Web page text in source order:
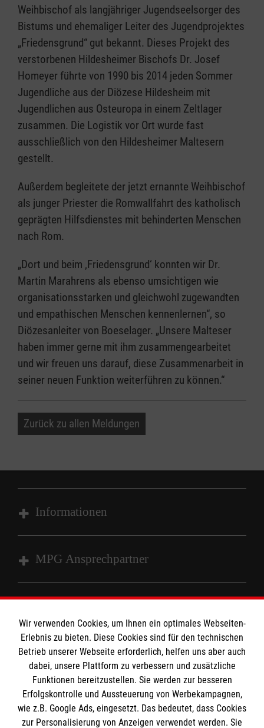
Weihbischof als langjähriger Jugendseelsorger des
Bistums und ehemaliger Leiter des Jugendprojektes
„Friedensgrund“ gut bekannt. Dieses Projekt des
verstorbenen Hildesheimer Bischofs Dr. Josef
Homeyer führte von 1990 bis 2014 jeden Sommer
Jugendliche aus der Diözese Hildesheim mit
Jugendlichen aus Osteuropa in einem Zeltlager
zusammen. Die Logistik vor Ort wurde fast
ausschließlich von den Hildesheimer Maltesern
gestellt.
Außerdem begleitete der jetzt ernannte Weihbischof
als junger Priester die Romwallfahrt des katholisch
geprägten Hilfsdienstes mit behinderten Menschen
nach Rom.
„Dort und beim ‚Friedensgrund‘ konnten wir Dr.
Martin Marahrens als ebenso umsichtigen wie
organisationsstarken und gleichwohl zugewandten
und empathischen Menschen kennenlernen“, so
Diözesanleiter von Boeselager. „Unsere Malteser
haben immer gerne mit ihm zusammengearbeitet
und wir freuen uns darauf, diese Zusammenarbeit in
seiner neuen Funktion weiterführen zu können.“
Zurück zu allen Meldungen
Informationen
Impressum
Presse
MPG Ansprechpartner
Den Beauftragten für Medizinproduktesicherheit
im Malteser Rettungsdienst und den
Einsatzdiensten der Malteser können Sie unter
gmb_mpg@malteser.orgkontaktieren.
Die Malteser
Malteser in Deutschland
Malteserorden
Malteser Jugend
Malteser International
Spendenkonto
Wir verwenden Cookies, um Ihnen ein optimales Webseiten-
Erlebnis zu bieten. Diese Cookies sind für den technischen
Betrieb unserer Webseite erforderlich, helfen uns aber auch
dabei, unsere Plattform zu verbessern und zusätzliche
Funktionen bereitzustellen. Sie werden zur besseren
Erfolgskontrolle und Aussteuerung von Werbekampagnen,
wie z.B. Google Ads, eingesetzt. Das bedeutet, dass Cookies
zur Personalisierung von Anzeigen verwendet werden. Sie